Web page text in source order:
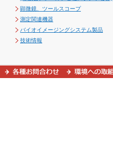
顕微鏡、ツールスコープ
測定関連機器
バイオイメージングシステム製品
技術情報